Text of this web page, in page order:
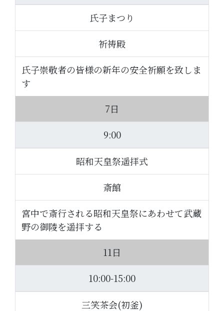
氏子まつり
祈祷殿
氏子崇敬者の皆様の新年の安全祈願を致しま
す
7日
9:00
昭和天皇祭遥拝式
斎館
宮中で斎行される昭和天皇祭にあわせて武蔵
野の御陵を遥拝する
11日
10:00-15:00
三笑茶会(初釜)